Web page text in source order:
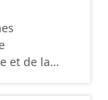
et de la